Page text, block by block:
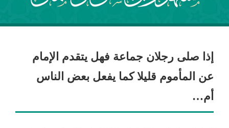
إذا صلى رجلان جماعة فهل يتقدم الإمام
عن المأموم قليلا كما يفعل بعض الناس
أم…